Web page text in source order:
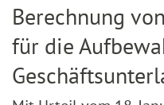
Berechnung
für die